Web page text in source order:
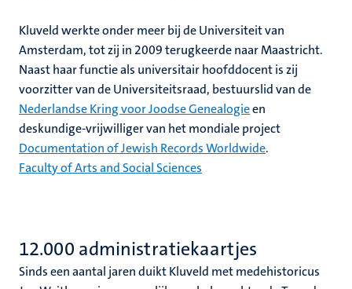
Kluveld werkte onder meer bij de Universiteit van
Amsterdam, tot zij in 2009 terugkeerde naar Maastricht.
Naast haar functie als universitair hoofddocent is zij
voorzitter van de Universiteitsraad, bestuurslid van de
Nederlandse Kring voor Joodse Genealogieen
deskundige-vrijwilliger van het mondiale project
Documentation of Jewish Records Worldwide.
Faculty of Arts and Social Sciences
12.000 administratiekaartjes
Sinds een aantal jaren duikt Kluveld met medehistoricus